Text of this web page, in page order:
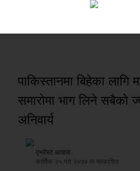
पाकिस्तानमा बिहेका लागि
समारोमा भाग लिने सबैको
अनिवार्य
एभरेस्ट आवाज
कार्तिक २५ गते २०७७ मा प्रकाशित